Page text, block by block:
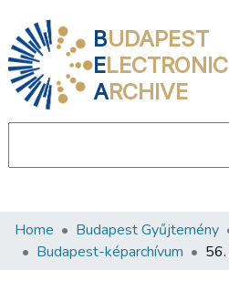
BUDAPEST
ELECTRONIC
ARCHIVE
Communities & Collections
Home Budapest Gyűjtemény
Budapest-képarchívum